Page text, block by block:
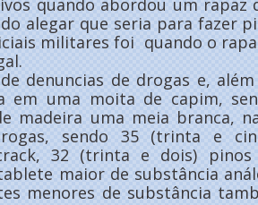
quando abordou um rapaz
alegar que seria para fazer
militares foi quando o
denuncias de drogas e,
em uma moita de capim,
madeira uma meia branca,
sendo 35 (trinta e
32 (trinta e dois) pinos
maior de substância
menores de substância